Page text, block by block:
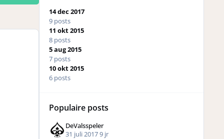
14 dec 2017
9 posts
11 okt 2015
8 posts
5 aug 2015
7 posts
10 okt 2015
6 posts
Populaire posts
DeValsspeler
31 juli 20179 jr